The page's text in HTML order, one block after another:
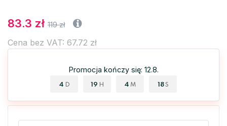
83.3 zł 119 zł
Cena bez VAT: 67.72 zł
Promocja kończy się: 12.8.
4 D 19 H 4 M 17S